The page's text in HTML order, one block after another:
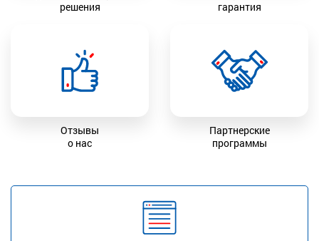
решения
гарантия
Отзывы
о нас
Партнерские
программы